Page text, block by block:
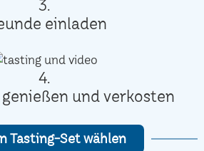
3.
einladen
4.
und verkosten
Tasting-Set wählen